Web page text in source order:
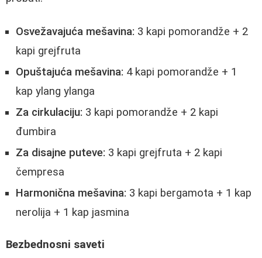
Osvežavajuća mešavina: 3 kapi pomorandže + 2
kapi grejfruta
Opuštajuća mešavina: 4 kapi pomorandže + 1
kap ylang ylanga
Za cirkulaciju: 3 kapi pomorandže + 2 kapi
đumbira
Za disajne puteve: 3 kapi grejfruta + 2 kapi
čempresa
Harmonična mešavina: 3 kapi bergamota + 1 kap
nerolija + 1 kap jasmina
Bezbednosni saveti